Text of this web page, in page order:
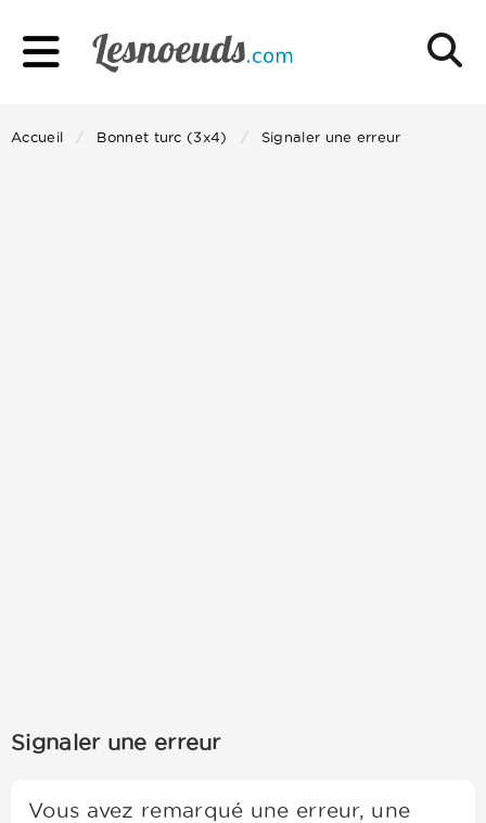
Accueil Bonnet turc (3x4) Signaler une erreur
Signaler une erreur
Vous avez remarqué une erreur, une